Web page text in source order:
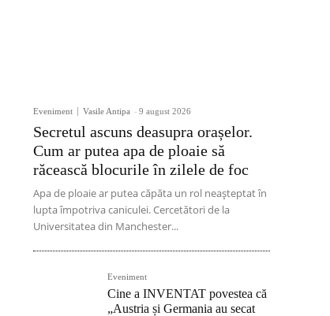
Eveniment Vasile Antipa - 9 august 2026
Secretul ascuns deasupra orașelor.
Cum ar putea apa de ploaie să
răcească blocurile în zilele de foc
Apa de ploaie ar putea căpăta un rol neașteptat în
lupta împotriva caniculei. Cercetători de la
Universitatea din Manchester...
Eveniment
Cine a INVENTAT povestea că
„Austria și Germania au secat